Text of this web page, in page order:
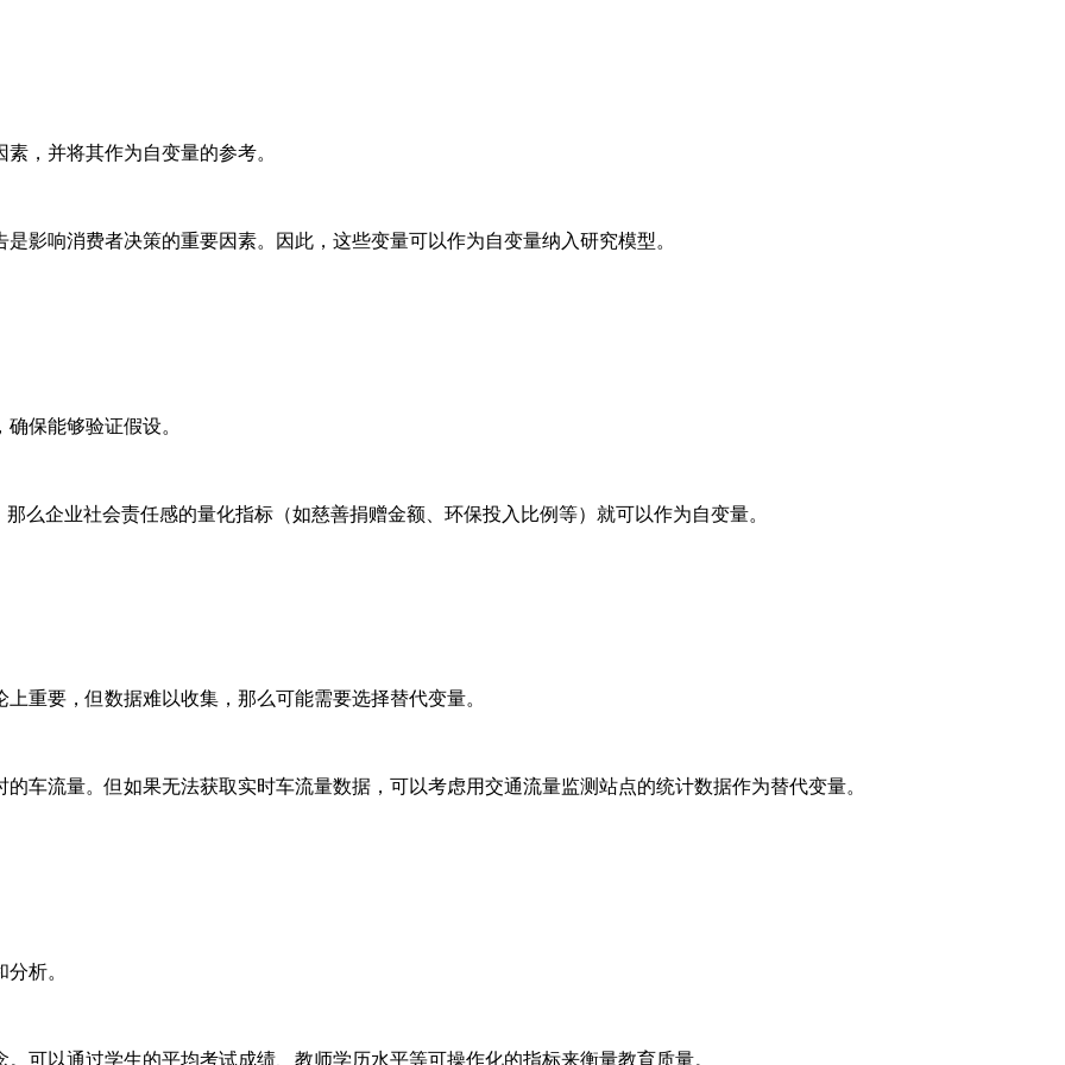
，并将其作为自变量的参考。
影响消费者决策的重要因素。因此，这些变量可以作为自变量纳入研究模型。
保能够验证假设。
么企业社会责任感的量化指标（如慈善捐赠金额、环保投入比例等）就可以作为自变量。
重要，但数据难以收集，那么可能需要选择替代变量。
车流量。但如果无法获取实时车流量数据，可以考虑用交通流量监测站点的统计数据作为替代变量。
析。
可以通过学生的平均考试成绩、教师学历水平等可操作化的指标来衡量教育质量。